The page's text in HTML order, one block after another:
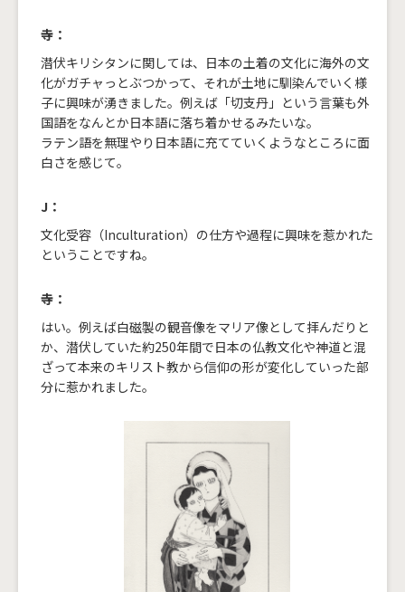
寺：
潜伏キリシタンに関しては、日本の土着の文化に海外の文
化がガチャっとぶつかって、それが土地に馴染んでいく様
子に興味が湧きました。例えば「切支丹」という言葉も外
国語をなんとか日本語に落ち着かせるみたいな。
ラテン語を無理やり日本語に充てていくようなところに面
白さを感じて。
J：
文化受容（Inculturation）の仕方や過程に興味を惹かれた
ということですね。
寺：
はい。例えば白磁製の観音像をマリア像として拝んだりと
か、潜伏していた約250年間で日本の仏教文化や神道と混
ざって本来のキリスト教から信仰の形が変化していった部
分に惹かれました。